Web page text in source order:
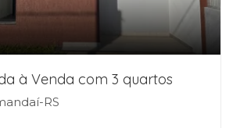
à Venda com 3 quartos
RS